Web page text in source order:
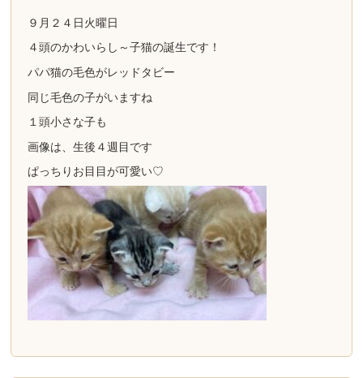
９月２４日火曜日
４頭のかわいらし～子猫の誕生です！
パパ猫の毛色がレッドタビー
同じ毛色の子がいますね
１頭小さな子も
画像は、生後４週目です
ぱっちりお目目が可愛い♡